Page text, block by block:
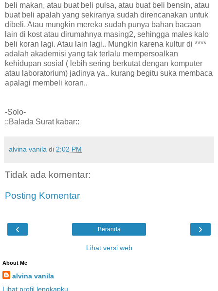
beli makan, atau buat beli pulsa, atau buat beli bensin, atau
buat beli apalah yang sekiranya sudah direncanakan untuk
dibeli. Atau mungkin mereka sudah punya bahan bacaan
lain di kost atau dirumahnya masing2, sehingga males kalo
beli koran lagi. Atau lain lagi.. Mungkin karena kultur di ****
adalah akademisi yang tak terlalu mempersoalkan
kehidupan sosial ( lebih sering berkutat dengan komputer
atau laboratorium) jadinya ya.. kurang begitu suka membaca
apalagi membeli koran..
-Solo-
::Balada Surat kabar::
alvina vanila di 2:02 PM
Tidak ada komentar:
Posting Komentar
‹ ›
Beranda
Lihat versi web
About Me
alvina vanila
Lihat profil lengkapku